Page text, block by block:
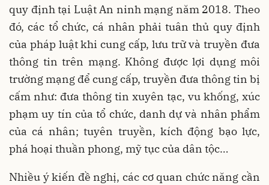
quy định tại Luật An ninh mạng năm 2018. Theo
đó, các tổ chức, cá nhân phải tuân thủ quy định
của pháp luật khi cung cấp, lưu trữ và truyền đưa
thông tin trên mạng. Không được lợi dụng môi
trường mạng để cung cấp, truyền đưa thông tin bị
cấm như: đưa thông tin xuyên tạc, vu khống, xúc
phạm uy tín của tổ chức, danh dự và nhân phẩm
của cá nhân; tuyên truyền, kích động bạo lực,
phá hoại thuần phong, mỹ tục của dân tộc…
Nhiều ý kiến đề nghị, các cơ quan chức năng cần